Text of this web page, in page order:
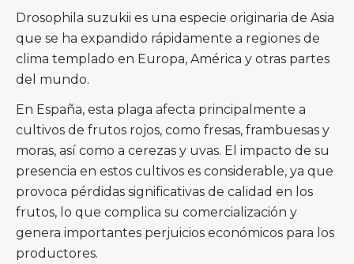
Drosophila suzukii es una especie originaria de Asia
que se ha expandido rápidamente a regiones de
clima templado en Europa, América y otras partes
del mundo.
En España, esta plaga afecta principalmente a
cultivos de frutos rojos, como fresas, frambuesas y
moras, así como a cerezas y uvas. El impacto de su
presencia en estos cultivos es considerable, ya que
provoca pérdidas significativas de calidad en los
frutos, lo que complica su comercialización y
genera importantes perjuicios económicos para los
productores.